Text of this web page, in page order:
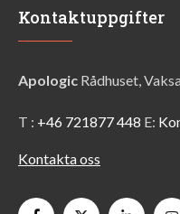
Kontaktuppgifter
Apologic Rådhuset,
T : +46 721877 448 E:
Kontakta oss